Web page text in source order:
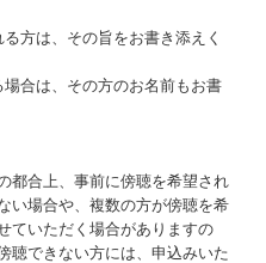
は、その旨をお書き添えく
合は、その方のお名前もお書
都合上、事前に傍聴を希望され
い場合や、複数の方が傍聴を希
ていただく場合がありますの
聴できない方には、申込みいた